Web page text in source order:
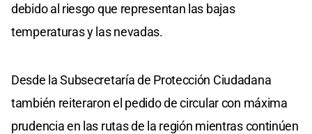
debido al riesgo que representan las bajas
temperaturas y las nevadas.
Desde la Subsecretaría de Protección Ciudadana
también reiteraron el pedido de circular con máxima
prudencia en las rutas de la región mientras continúen